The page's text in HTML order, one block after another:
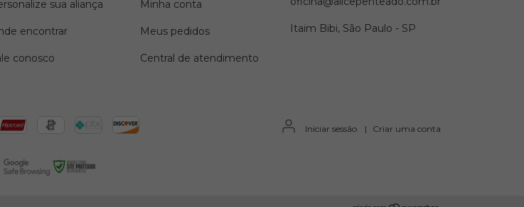
sua aliança
encontrar
conosco
Minha conta
Meus pedidos
Central de atendimento
Itaim Bibi, São Paulo - SP
Iniciar sessão | Criar uma conta